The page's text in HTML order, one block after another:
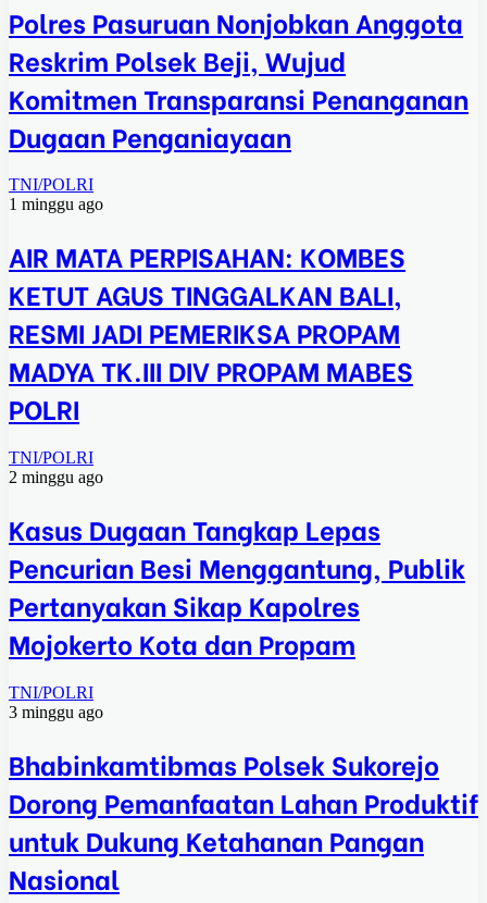
Polres Pasuruan Nonjobkan Anggota
Reskrim Polsek Beji, Wujud
Komitmen Transparansi Penanganan
Dugaan Penganiayaan
TNI/POLRI
1 minggu ago
AIR MATA PERPISAHAN: KOMBES
KETUT AGUS TINGGALKAN BALI,
RESMI JADI PEMERIKSA PROPAM
MADYA TK.III DIV PROPAM MABES
POLRI
TNI/POLRI
2 minggu ago
Kasus Dugaan Tangkap Lepas
Pencurian Besi Menggantung, Publik
Pertanyakan Sikap Kapolres
Mojokerto Kota dan Propam
TNI/POLRI
3 minggu ago
Bhabinkamtibmas Polsek Sukorejo
Dorong Pemanfaatan Lahan Produktif
untuk Dukung Ketahanan Pangan
Nasional